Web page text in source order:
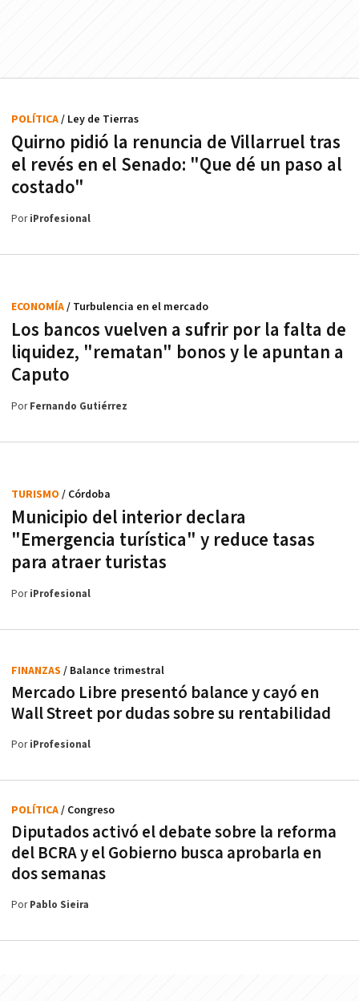
Quirno pidió la renuncia de Villarruel tras
el revés en el Senado: "Que dé un paso al
costado"
POLÍTICA/ Ley de Tierras
PoriProfesional
Los bancos vuelven a sufrir por la falta de
liquidez, "rematan" bonos y le apuntan a
Caputo
ECONOMÍA/ Turbulencia en el mercado
PorFernando Gutiérrez
Municipio del interior declara
"Emergencia turística" y reduce tasas
para atraer turistas
TURISMO / Córdoba
PoriProfesional
Mercado Libre presentó balance y cayó en
Wall Street por dudas sobre su rentabilidad
FINANZAS / Balance trimestral
PoriProfesional
Diputados activó el debate sobre la reforma
del BCRA y el Gobierno busca aprobarla en
dos semanas
POLÍTICA/ Congreso
PorPablo Sieira